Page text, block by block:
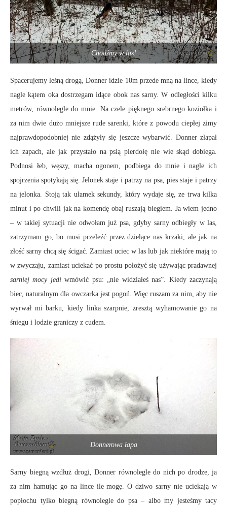
Chodźmy w las!
Spacerujemy leśną drogą, Donner idzie 10m przede mną na lince, kiedy
nagle kątem oka dostrzegam idące obok nas sarny. W odległości kilku
metrów, równolegle do mnie. Na czele pięknego srebrnego koziołka i
za nim dwie dużo mniejsze rude sarenki, które z powodu ciepłej zimy
najprawdopodobniej nie zdążyły się jeszcze wybarwić. Donner złapał
ich zapach, ale jak przystało na psią pierdołę nie wie skąd dobiega.
Podnosi łeb, węszy, macha ogonem, podbiega do mnie i nagle ich
spojrzenia spotykają się. Jelonek staje i patrzy na psa, pies staje i patrzy
na jelonka. Stoją tak ułamek sekundy, który wydaje się, ze trwa kilka
minut i po chwili jak na komendę obaj ruszają biegiem. Ja wiem jedno
– w takiej sytuacji nie odwołam już psa, gdyby sarny odbiegły w las,
zatrzymam go, bo musi przeleźć przez dzielące nas krzaki, ale jak na
złość sarny chcą się ścigać. Zamiast uciec w las lub jak niektóre mają to
w zwyczaju, zamiast uciekać po prostu położyć się używając pradawnej
sarniej mocy jediwmówić psu: „nie widziałeś nas”. Kiedy zaczynają
biec, naturalnym dla owczarka jest pogoń. Więc ruszam za nim, aby nie
wyrwał mi barku, kiedy linka szarpnie, zresztą wyhamowanie go na
śniegu i lodzie graniczy z cudem.
Donnerowa łapa
Sarny biegną wzdłuż drogi, Donner równolegle do nich po drodze, ja
za nim hamując go na lince ile mogę. O dziwo sarny nie uciekają w
popłochu tylko biegną równolegle do psa – albo my jesteśmy tacy